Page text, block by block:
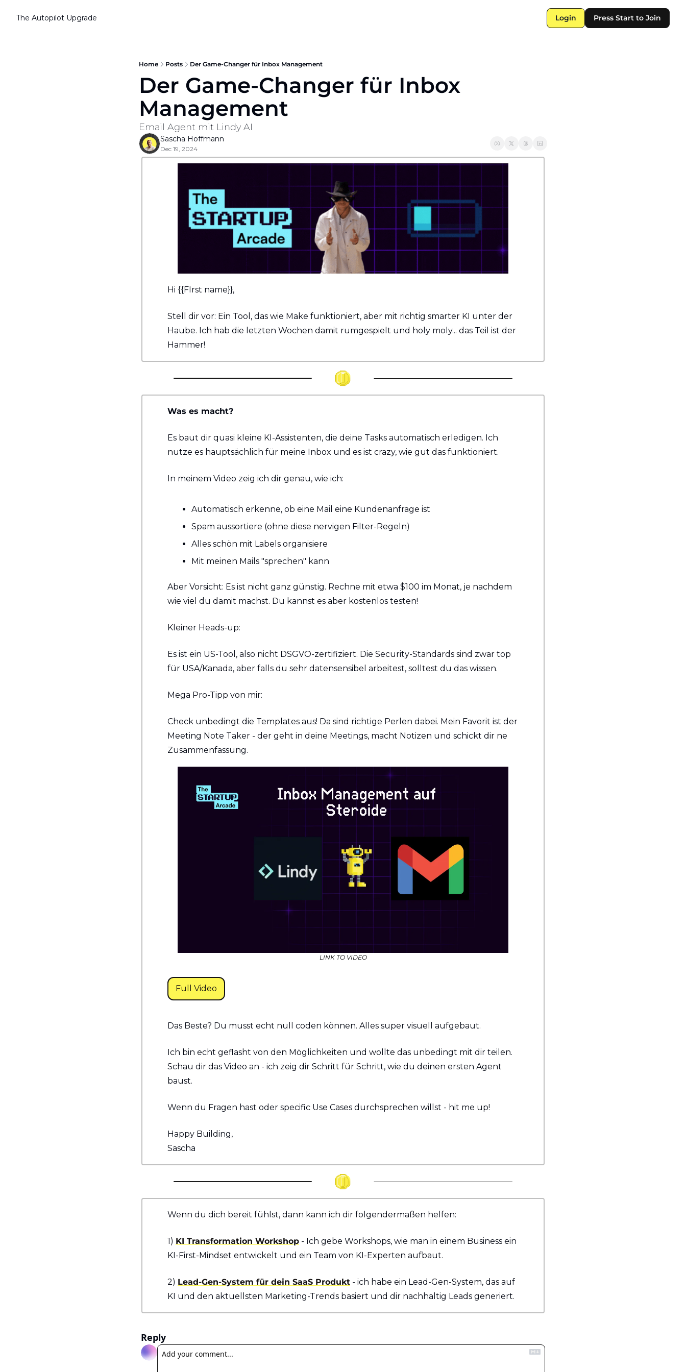
The Autopilot Upgrade Login Press Start to Join
Home Posts Der Game-Changer für Inbox Management
Der Game-Changer für Inbox
Management
Email Agent mit Lindy AI
Sascha Hoffmann
Dec 19, 2024
Hi {{FIrst name}},
Stell dir vor: Ein Tool, das wie Make funktioniert, aber mit richtig smarter KI unter der
Haube. Ich hab die letzten Wochen damit rumgespielt und holy moly... das Teil ist der
Hammer!
Was es macht?
Es baut dir quasi kleine KI-Assistenten, die deine Tasks automatisch erledigen. Ich
nutze es hauptsächlich für meine Inbox und es ist crazy, wie gut das funktioniert.
In meinem Video zeig ich dir genau, wie ich:
Automatisch erkenne, ob eine Mail eine Kundenanfrage ist
Spam aussortiere (ohne diese nervigen Filter-Regeln)
Alles schön mit Labels organisiere
Mit meinen Mails "sprechen" kann
Aber Vorsicht: Es ist nicht ganz günstig. Rechne mit etwa $100 im Monat, je nachdem
wie viel du damit machst. Du kannst es aber kostenlos testen!
Kleiner Heads-up:
Es ist ein US-Tool, also nicht DSGVO-zertifiziert. Die Security-Standards sind zwar top
für USA/Kanada, aber falls du sehr datensensibel arbeitest, solltest du das wissen.
Mega Pro-Tipp von mir:
Check unbedingt die Templates aus! Da sind richtige Perlen dabei. Mein Favorit ist der
Meeting Note Taker - der geht in deine Meetings, macht Notizen und schickt dir ne
Zusammenfassung.
LINK TO VIDEO
Full Video
Das Beste? Du musst echt null coden können. Alles super visuell aufgebaut.
Ich bin echt geflasht von den Möglichkeiten und wollte das unbedingt mit dir teilen.
Schau dir das Video an - ich zeig dir Schritt für Schritt, wie du deinen ersten Agent
baust.
Wenn du Fragen hast oder specific Use Cases durchsprechen willst - hit me up!
Happy Building,
Sascha
Wenn du dich bereit fühlst, dann kann ich dir folgendermaßen helfen:
1) KI Transformation Workshop - Ich gebe Workshops, wie man in einem Business ein
KI-First-Mindset entwickelt und ein Team von KI-Experten aufbaut.
2) Lead-Gen-System für dein SaaS Produkt - ich habe ein Lead-Gen-System, das auf
KI und den aktuellsten Marketing-Trends basiert und dir nachhaltig Leads generiert.
Reply